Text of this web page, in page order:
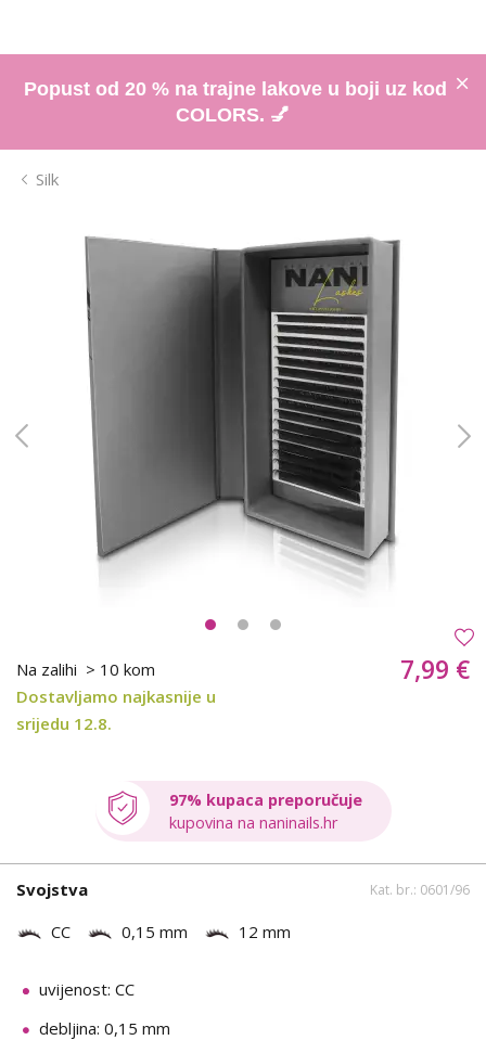
Popust od 20 % na trajne lakove u boji uz kod
COLORS. 💅
Silk
Na zalihi > 10 kom
Dostavljamo najkasnije u
srijedu 12.8.
7,99 €
97% kupaca preporučuje
kupovina na naninails.hr
Svojstva Kat. br.: 0601/96
CC 0,15 mm 12 mm
uvijenost: CC
debljina: 0,15 mm